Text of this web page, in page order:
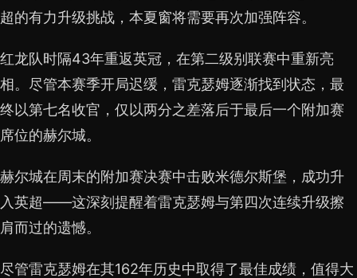
超的有力升级挑战，本夏窗将需要再次加强阵容。
红龙队时隔43年重返英冠，在第二级别联赛中重新亮
相。尽管本赛季开局迟缓，雷克瑟姆逐渐找到状态，最
终以第七名收官，仅以两分之差落后于最后一个附加赛
席位的赫尔城。
赫尔城在周末的附加赛决赛中击败米德尔斯堡，成功升
入英超——这深刻提醒着雷克瑟姆与第四次连续升级擦
肩而过的遗憾。
尽管雷克瑟姆在其162年历史中取得了最佳成绩，值得大